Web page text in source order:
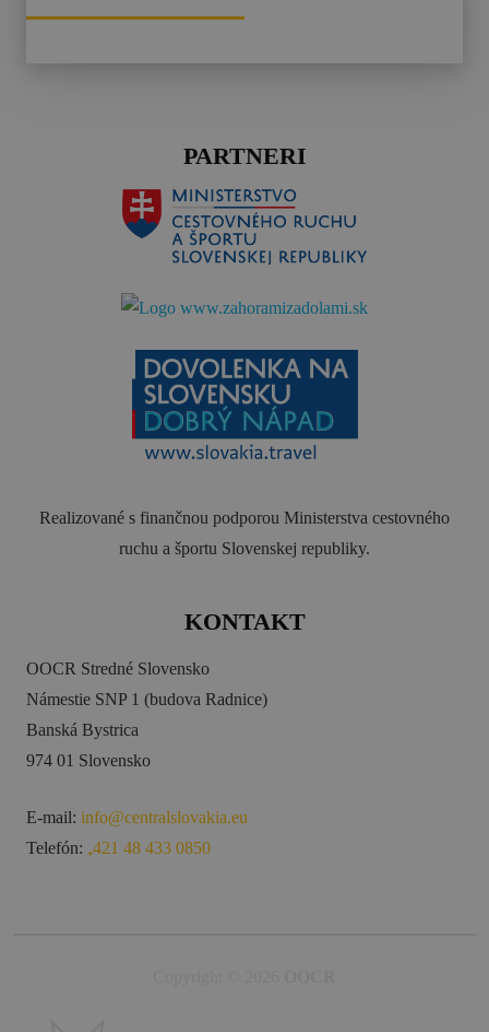
PARTNERI
Realizované s finančnou podporou Ministerstva cestovného
ruchu a športu Slovenskej republiky.
KONTAKT
OOCR Stredné Slovensko
Námestie SNP 1 (budova Radnice)
Banská Bystrica
974 01 Slovensko
E-mail: info@centralslovakia.eu
Telefón: ₊421 48 433 0850